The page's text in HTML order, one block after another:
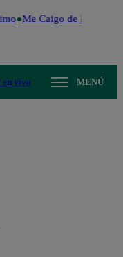
Me Caigo de Risa
en vivo MENÚ